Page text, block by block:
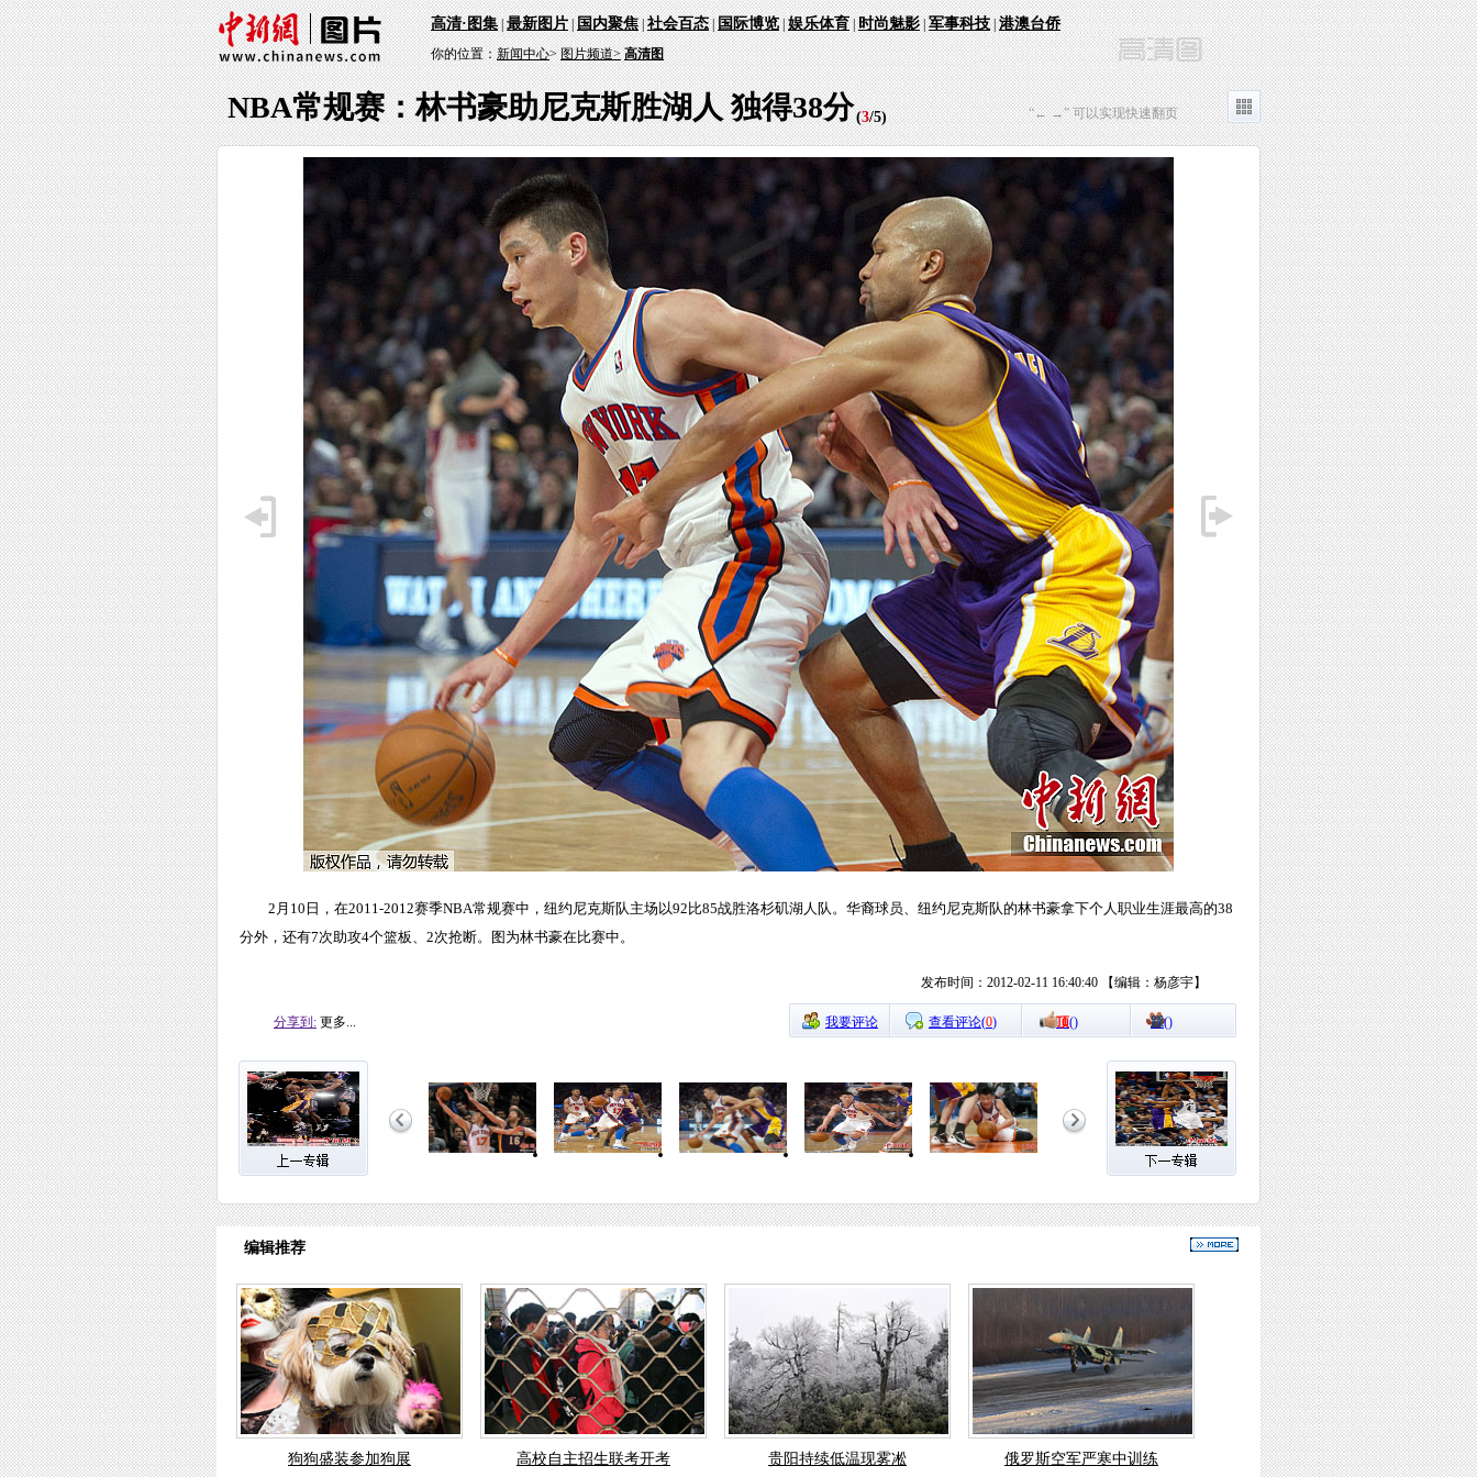
高清·图集|最新图片|国内聚焦|社会百态|国际博览|娱乐体育|时尚魅影|军事科技|港澳台侨
你的位置：新闻中心>图片频道> 高清图
NBA常规赛：林书豪助尼克斯胜湖人 独得38分(3/5) “← →” 可以实现快速翻页
2月10日，在2011-2012赛季NBA常规赛中，纽约尼克斯队主场以92比85战胜洛杉矶湖人队。华裔球员、纽约尼克斯队的林书豪拿下个人职业生涯最高的38
分外，还有7次助攻4个篮板、2次抢断。图为林书豪在比赛中。
发布时间：2012-02-11 16:40:40 【编辑：杨彦宇】
分享到: 更多... 我要评论 查看评论(0) 顶() 踩()
编辑推荐
狗狗盛装参加狗展 高校自主招生联考开考 贵阳持续低温现雾凇 俄罗斯空军严寒中训练